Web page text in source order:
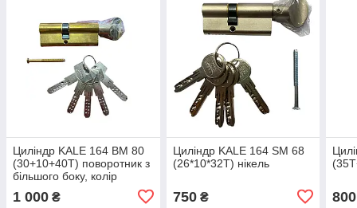
Циліндр KALE 164 BM 80
(30+10+40Т) поворотник з
більшого боку, колір
1 000 ₴
Циліндр KALE 164 SM 68
(26*10*32Т) нікель
750₴ 800